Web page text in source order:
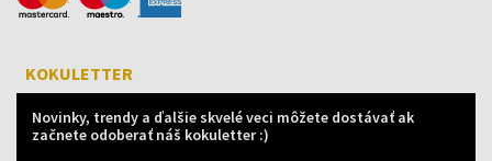
KOKULETTER
Novinky, trendy a ďalšie skvelé veci môžete dostávať ak
začnete odoberať náš kokuletter :)